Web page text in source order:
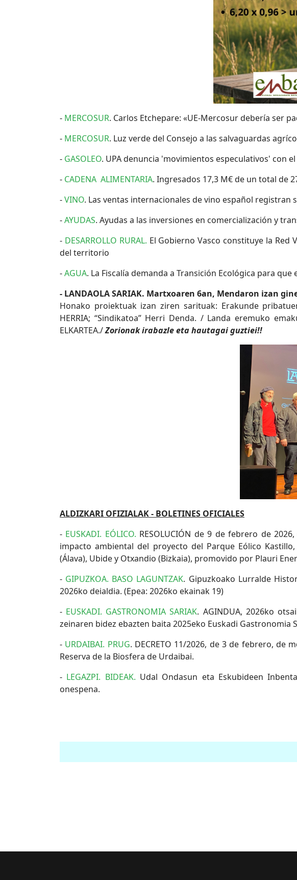
- MERCOSUR. Carlos Etchepare: «UE-Mercosur debería ser
- MERCOSUR. Luz verde del Consejo a las salvaguardas
- GASOLEO. UPA denuncia 'movimientos especulativos' con
- CADENA ALIMENTARIA. Ingresados 17,3 M€ de un total de
-VINO. Las ventas internacionales de vino español registran
-AYUDAS. Ayudas a las inversiones en comercialización y
- DESARROLLO RURAL. El Gobierno Vasco constituye la
del territorio
-AGUA. La Fiscalía demanda a Transición Ecológica para
- LANDAOLA SARIAK. Martxoaren 6an, Mendaron izan
Honako proiektuak izan ziren sarituak: Erakunde
HERRIA; “Sindikatoa” Herri Denda. / Landa eremuko
ELKARTEA./Zorionak irabazle eta hautagai guztiei!!
ALDIZKARI OFIZIALAK - BOLETINES OFICIALES
- EUSKADI. EÓLICO. RESOLUCIÓN de 9 de febrero de
impacto ambiental del proyecto del Parque Eólico
(Álava), Ubide y Otxandio (Bizkaia), promovido por Plauri
- GIPUZKOA. BASO LAGUNTZAK. Gipuzkoako Lurralde
2026ko deialdia. (Epea: 2026ko ekainak 19)
- EUSKADI. GASTRONOMIA SARIAK. AGINDUA, 2026ko
zeinaren bidez ebazten baita 2025eko Euskadi
- URDAIBAI. PRUG. DECRETO 11/2026, de 3 de febrero,
Reserva de la Biosfera de Urdaibai.
- LEGAZPI. BIDEAK. Udal Ondasun eta Eskubideen
onespena.